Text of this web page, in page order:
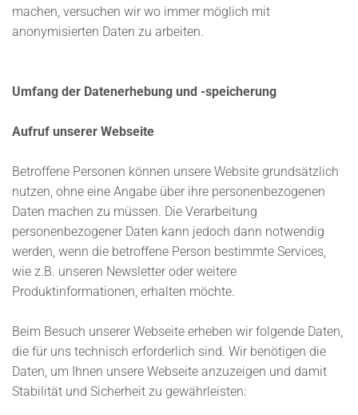
machen, versuchen wir wo immer möglich mit
anonymisierten Daten zu arbeiten.
Umfang der Datenerhebung und -speicherung
Aufruf unserer Webseite
Betroffene Personen können unsere Website grundsätzlich
nutzen, ohne eine Angabe über ihre personenbezogenen
Daten machen zu müssen. Die Verarbeitung
personenbezogener Daten kann jedoch dann notwendig
werden, wenn die betroffene Person bestimmte Services,
wie z.B. unseren Newsletter oder weitere
Produktinformationen, erhalten möchte.
Beim Besuch unserer Webseite erheben wir folgende Daten,
die für uns technisch erforderlich sind. Wir benötigen die
Daten, um Ihnen unsere Webseite anzuzeigen und damit
Stabilität und Sicherheit zu gewährleisten: